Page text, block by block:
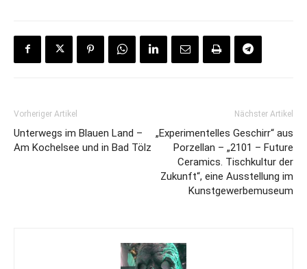
Vorheriger Artikel
Unterwegs im Blauen Land –
Am Kochelsee und in Bad Tölz
Nächster Artikel
„Experimentelles Geschirr“ aus
Porzellan – „2101 – Future
Ceramics. Tischkultur der
Zukunft“, eine Ausstellung im
Kunstgewerbemuseum